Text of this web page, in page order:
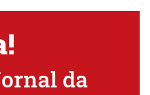
da